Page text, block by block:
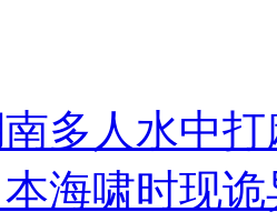
城管
警民合力深夜将其击毙
南多人水中
本海啸时现